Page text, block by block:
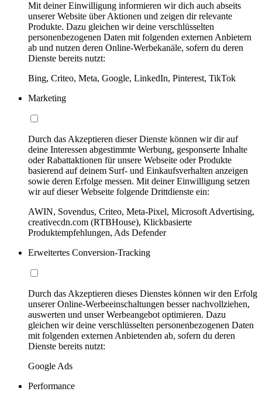
Mit deiner Einwilligung informieren wir dich auch abseits
unserer Website über Aktionen und zeigen dir relevante
Produkte. Dazu gleichen wir deine verschlüsselten
personenbezogenen Daten mit folgenden externen Anbietern
ab und nutzen deren Online-Werbekanäle, sofern du deren
Dienste bereits nutzt:
Bing, Criteo, Meta, Google, LinkedIn, Pinterest, TikTok
Marketing
Durch das Akzeptieren dieser Dienste können wir dir auf
deine Interessen abgestimmte Werbung, gesponserte Inhalte
oder Rabattaktionen für unsere Webseite oder Produkte
basierend auf deinem Surf- und Einkaufsverhalten anzeigen
sowie deren Erfolge messen. Mit deiner Einwilligung setzen
wir auf dieser Webseite folgende Drittdienste ein:
AWIN, Sovendus, Criteo, Meta-Pixel, Microsoft Advertising,
creativecdn.com (RTBHouse), Klickbasierte
Produktempfehlungen, Ads Defender
Erweitertes Conversion-Tracking
Durch das Akzeptieren dieses Dienstes können wir den Erfolg
unserer Online-Werbeeinschaltungen besser nachvollziehen,
auswerten und unser Werbeangebot optimieren. Dazu
gleichen wir deine verschlüsselten personenbezogenen Daten
mit folgenden externen Anbietenden ab, sofern du deren
Dienste bereits nutzt:
Google Ads
Performance